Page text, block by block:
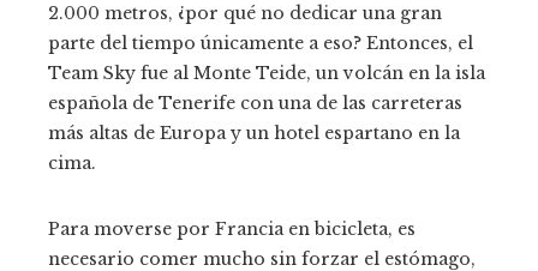
2.000 metros, ¿por qué no dedicar una gran
parte del tiempo únicamente a eso? Entonces, el
Team Sky fue al Monte Teide, un volcán en la isla
española de Tenerife con una de las carreteras
más altas de Europa y un hotel espartano en la
cima.
Para moverse por Francia en bicicleta, es
necesario comer mucho sin forzar el estómago,